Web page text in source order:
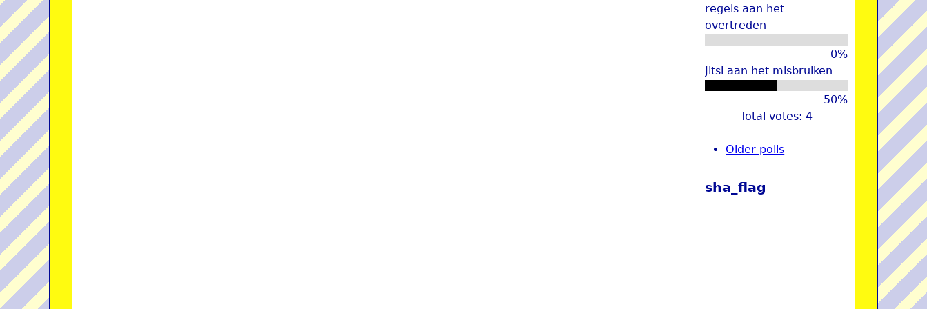
regels aan het
overtreden
0%
Jitsi aan het misbruiken
50%
Total votes: 4
Older polls
sha_flag